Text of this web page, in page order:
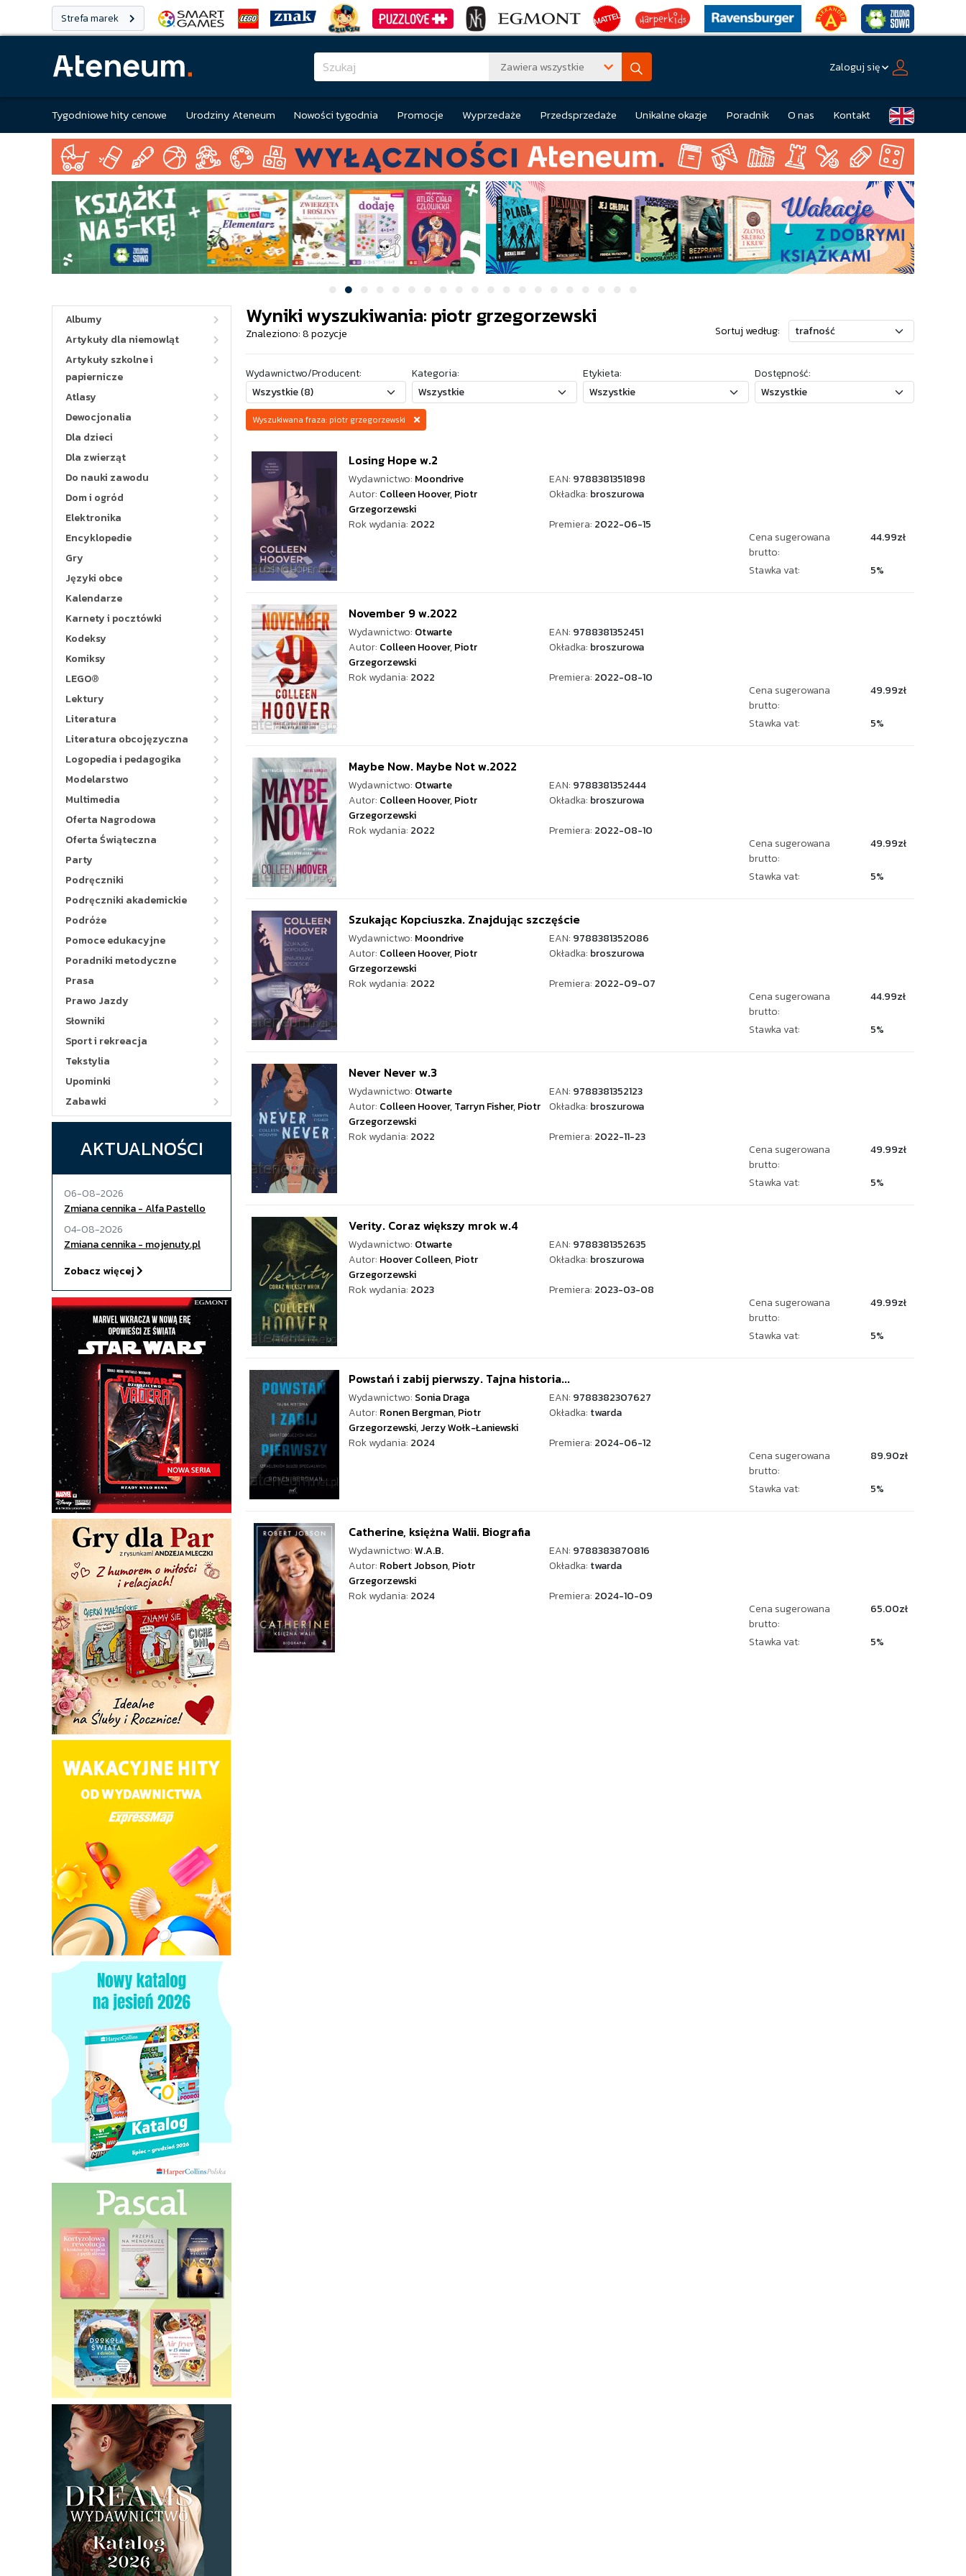
Strefa marek
Zawiera wszystkie Zaloguj się
Tygodniowe hity cenowe Urodziny Ateneum Nowości tygodnia Promocje Wyprzedaże Przedsprzedaże Unikalne okazje Poradnik O nas Kontakt
Albumy
Artykuły dla niemowląt
Artykuły szkolne i
papiernicze
Atlasy
Dewocjonalia
Dla dzieci
Dla zwierząt
Do nauki zawodu
Dom i ogród
Elektronika
Encyklopedie
Gry
Języki obce
Kalendarze
Karnety i pocztówki
Kodeksy
Komiksy
LEGO®
Lektury
Literatura
Literatura obcojęzyczna
Logopedia i pedagogika
Modelarstwo
Multimedia
Oferta Nagrodowa
Oferta Świąteczna
Party
Podręczniki
Podręczniki akademickie
Podróże
Pomoce edukacyjne
Poradniki metodyczne
Prasa
Prawo Jazdy
Słowniki
Sport i rekreacja
Tekstylia
Upominki
Zabawki
AKTUALNOŚCI
06-08-2026
Zmiana cennika - Alfa Pastello
04-08-2026
Zmiana cennika - mojenuty.pl
Zobacz więcej
Wyniki wyszukiwania: piotr grzegorzewski
Znaleziono: 8 pozycje Sortuj według:
Wydawnictwo/Producent: Kategoria: Etykieta: Dostępność:
Wyszukiwana fraza: piotr grzegorzewski
Losing Hope w.2
Wydawnictwo: Moondrive EAN: 9788381351898
Autor: Colleen Hoover,Piotr
Grzegorzewski
Okładka: broszurowa
Rok wydania: 2022 Premiera: 2022-06-15
Cena sugerowana
brutto:
44.99zł
Stawka vat: 5%
November 9 w.2022
Wydawnictwo: Otwarte EAN: 9788381352451
Autor: Colleen Hoover,Piotr
Grzegorzewski
Okładka: broszurowa
Rok wydania: 2022 Premiera: 2022-08-10
Cena sugerowana
brutto:
49.99zł
Stawka vat: 5%
Maybe Now. Maybe Not w.2022
Wydawnictwo: Otwarte EAN: 9788381352444
Autor: Colleen Hoover,Piotr
Grzegorzewski
Okładka: broszurowa
Rok wydania: 2022 Premiera: 2022-08-10
Cena sugerowana
brutto:
49.99zł
Stawka vat: 5%
Szukając Kopciuszka. Znajdując szczęście
Wydawnictwo: Moondrive EAN: 9788381352086
Autor: Colleen Hoover,Piotr
Grzegorzewski
Okładka: broszurowa
Rok wydania: 2022 Premiera: 2022-09-07
Cena sugerowana
brutto:
44.99zł
Stawka vat: 5%
Never Never w.3
Wydawnictwo: Otwarte EAN: 9788381352123
Autor: Colleen Hoover,Tarryn Fisher,Piotr
Grzegorzewski
Okładka: broszurowa
Rok wydania: 2022 Premiera: 2022-11-23
Cena sugerowana
brutto:
49.99zł
Stawka vat: 5%
Verity. Coraz większy mrok w.4
Wydawnictwo: Otwarte EAN: 9788381352635
Autor: Hoover Colleen,Piotr
Grzegorzewski
Okładka: broszurowa
Rok wydania: 2023 Premiera: 2023-03-08
Cena sugerowana
brutto:
49.99zł
Stawka vat: 5%
Powstań i zabij pierwszy. Tajna historia...
Wydawnictwo: Sonia Draga EAN: 9788382307627
Autor: Ronen Bergman,Piotr
Grzegorzewski,Jerzy Wołk-Łaniewski
Okładka: twarda
Rok wydania: 2024 Premiera: 2024-06-12
Cena sugerowana
brutto:
89.90zł
Stawka vat: 5%
Catherine, księżna Walii. Biografia
Wydawnictwo:W.A.B. EAN: 9788383870816
Autor: Robert Jobson,Piotr
Grzegorzewski
Okładka: twarda
Rok wydania: 2024 Premiera: 2024-10-09
Cena sugerowana
brutto:
65.00zł
Stawka vat: 5%